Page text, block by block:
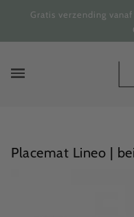
Gratis verzending
Placemat Lineo |